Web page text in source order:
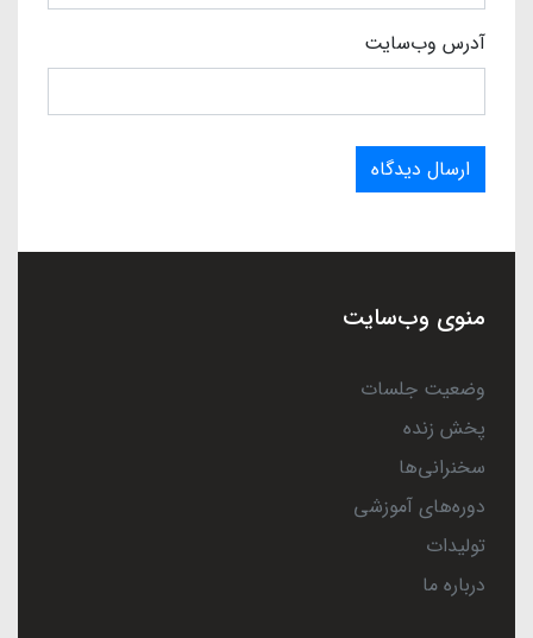
آدرس وب‌سایت
ارسال دیدگاه
منوی وب‌سایت
وضعیت جلسات
پخش زنده
سخنرانی‌ها
دوره‌های آموزشی
تولیدات
درباره ما